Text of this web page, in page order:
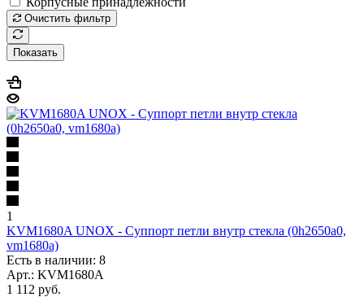
Очистить фильтр
Показать
1
KVM1680A UNOX - Суппорт петли внутр стекла (0h2650a0,
vm1680a)
Есть в наличии: 8
Арт.: KVM1680A
1 112 руб.